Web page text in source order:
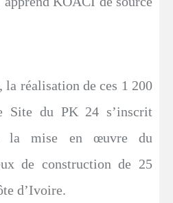
la réalisation de ces 1 200
Site du PK 24 s’inscrit
la mise en œuvre du
de construction de 25
d’Ivoire.